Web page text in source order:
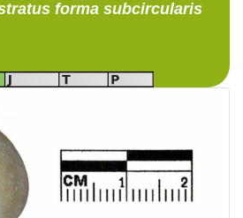
forma subcircularis